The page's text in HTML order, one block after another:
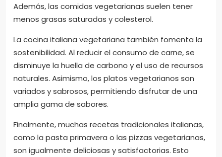
Además, las comidas vegetarianas suelen tener
menos grasas saturadas y colesterol.
La cocina italiana vegetariana también fomenta la
sostenibilidad. Al reducir el consumo de carne, se
disminuye la huella de carbono y el uso de recursos
naturales. Asimismo, los platos vegetarianos son
variados y sabrosos, permitiendo disfrutar de una
amplia gama de sabores.
Finalmente, muchas recetas tradicionales italianas,
como la pasta primavera o las pizzas vegetarianas,
son igualmente deliciosas y satisfactorias. Esto